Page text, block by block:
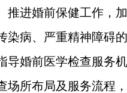
推进婚前保健工作，
染病、严重精神障碍
导婚前医学检查服务
场所布局及服务流程